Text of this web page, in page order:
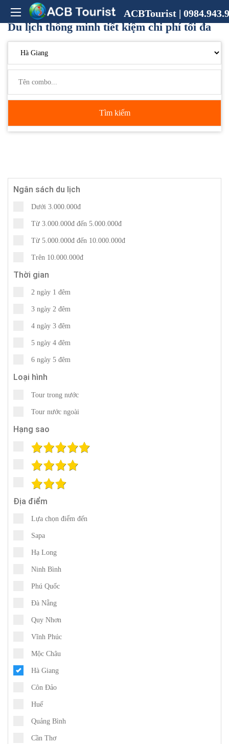
ACBTourist |
Du lịch thông minh tiết kiệm chi phí tối đa
Tìm kiếm
Ngân sách du lịch
Dưới 3.000.000đ
Từ 3.000.000đ đến 5.000.000đ
Từ 5.000.000đ đến 10.000.000đ
Trên 10.000.000đ
Thời gian
2 ngày 1 đêm
3 ngày 2 đêm
4 ngày 3 đêm
5 ngày 4 đêm
6 ngày 5 đêm
Loại hình
Tour trong nước
Tour nước ngoài
Hạng sao
Địa điểm
Lựa chọn điểm đến
Sapa
Hạ Long
Ninh Bình
Phú Quốc
Đà Nẵng
Quy Nhơn
Vĩnh Phúc
Mộc Châu
Hà Giang
Côn Đảo
Huế
Quảng Bình
Cần Thơ